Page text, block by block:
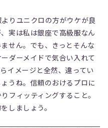
りユニクロの方がウケが良
実は私は銀座で高級服なん
せん。でも、きっとそんな
ダーメイドで気合い入れて
イメージと全然、違ってい
うね。信頼のおけるプロに
フィッティングすること。
しましょう。